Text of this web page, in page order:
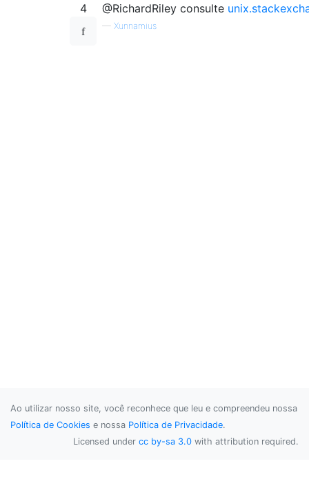
4 @RichardRiley consulte
— Xunnamius
Ao utilizar nosso site, você reconhece que leu e compreendeu nossa
Política de Cookies e nossa Política de Privacidade.
Licensed under cc by-sa 3.0 with attribution required.